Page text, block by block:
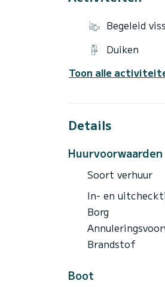
- snorkeluitrusting,
- koude drankjes
- snacks,
- WiFi,
- eindschoonmaak
trip)
- Brandstof (120€
Begeleid
Duiken
Toon alle
Details
Huurvoorwaarden
Soort verhuur
In- en
Borg
Brandstof
Boot